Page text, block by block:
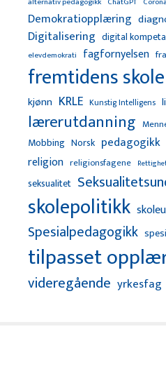
Demokratiopplæring
Digitalisering digital
elevdemokrati fagfornyelsen
fremtidens skole
kjønn KRLE Kunstig Intelligens
lærerutdanning
Mobbing Norsk pedagogikk
religion religionsfagene
seksualitet
skolepolitikk
Spesialpedagogikk
tilpasset
videregående yrkesfag